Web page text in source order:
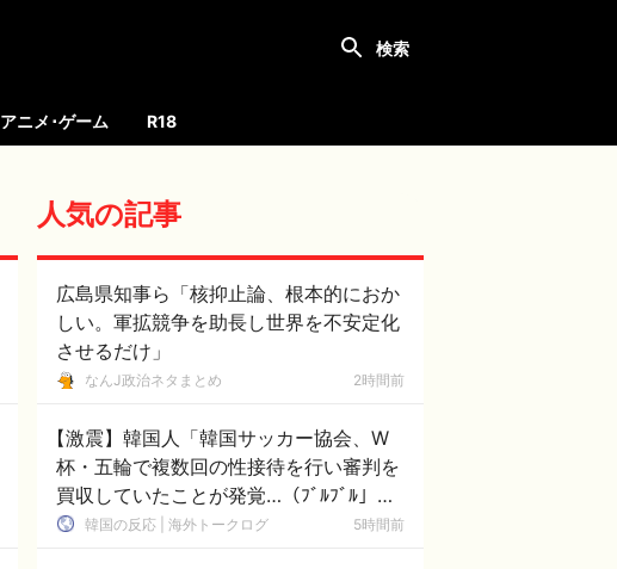
アニメ･ゲーム R18
人気の記事
広島県知事ら「核抑止論、根本的におか
しい。軍拡競争を助長し世界を不安定化
させるだけ」
なんJ政治ネタまとめ 2時間前
【激震】韓国人「韓国サッカー協会、W
杯・五輪で複数回の性接待を行い審判を
買収していたことが発覚…（ﾌﾞﾙﾌﾞﾙ」＝
韓国の反応
韓国の反応 | 海外トークログ 5時間前